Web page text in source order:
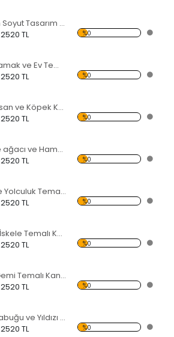
Modern Soyut Tasarım 28 Kanvas Tablo
2520 TL %0
Sahil, Hamak ve Ev Temalı Kanvas Tablo
2520 TL %0
Sahil, İnsan ve Köpek Kanvas Tablo
2520 TL %0
Palmiye ağacı ve Hamak Kanvas Tablo
2520 TL %0
Gemi ve Yolculuk Temalı Kanvas Tablo
2520 TL %0
Olta ve İskele Temalı Kanvas Tablo
2520 TL %0
Batan Gemi Temalı Kanvas Tablo
2520 TL %0
Deniz Kabuğu ve Yıldızı Kanvas Tablo
2520 TL %0